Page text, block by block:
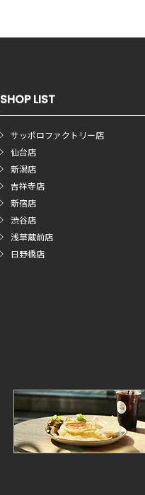
SHOP LIST
サッポロファクトリー店
仙台店
新潟店
吉祥寺店
新宿店
渋谷店
浅草蔵前店
日野橋店